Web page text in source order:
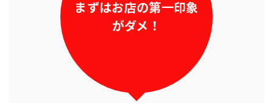
まずはお店の第一印象
がダメ！